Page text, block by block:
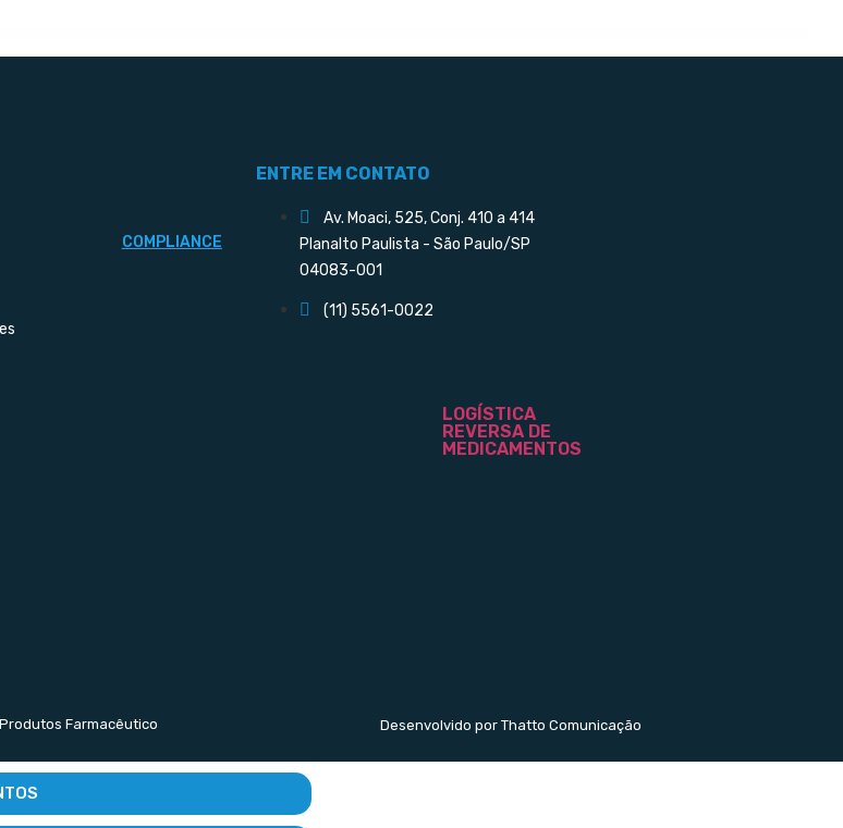
COMPLIANCE
ENTRE EM CONTATO
Av. Moaci, 525, Conj. 410 a 414
Planalto Paulista - São Paulo/SP
04083-001
(11) 5561-0022
LOGÍSTICA
REVERSA DE
MEDICAMENTOS
Farmacêutico Desenvolvido por Thatto Comunicação